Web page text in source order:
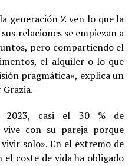
generación Z ven lo que la
relaciones se empiezan a
pero compartiendo el
el alquiler o lo que
pragmática», explica un
2023, casi el 30 % de
con su pareja porque
solo». En el extremo de
coste de vida ha obligado